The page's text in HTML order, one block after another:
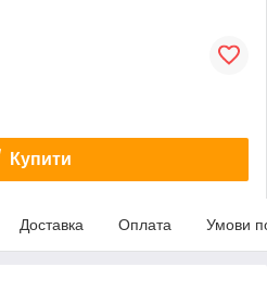
Купити
Доставка Оплата Умови